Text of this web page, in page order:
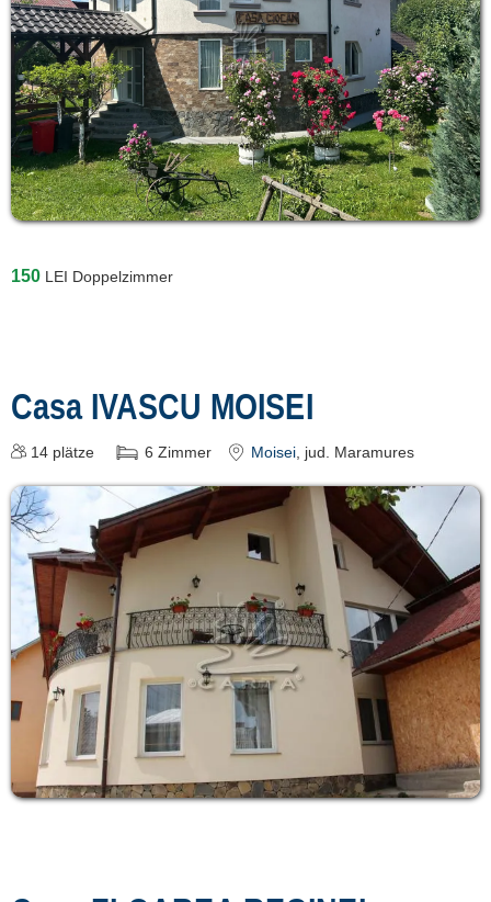
150 LEI Doppelzimmer
Casa IVASCU MOISEI
14 plätze 6 Zimmer Moisei , jud. Maramures